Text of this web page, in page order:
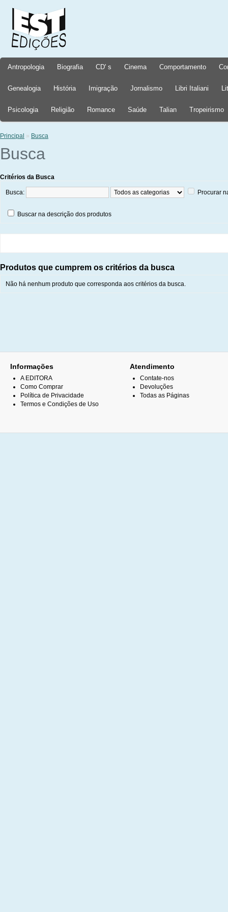
Antropologia Biografia CD' s Cinema Comportamento
Genealogia História Imigração Jornalismo Libri Italiani
Psicologia Religião Romance Saúde Talian Tropeirismo
Principal » Busca
Busca
Critérios da Busca
Busca: Procurar
Buscar na descrição dos produtos
Produtos que cumprem os critérios da busca
Não há nenhum produto que corresponda aos critérios da busca.
Informações
A EDITORA
Como Comprar
Política de Privacidade
Termos e Condições de Uso
Atendimento
Contate-nos
Devoluções
Todas as Páginas